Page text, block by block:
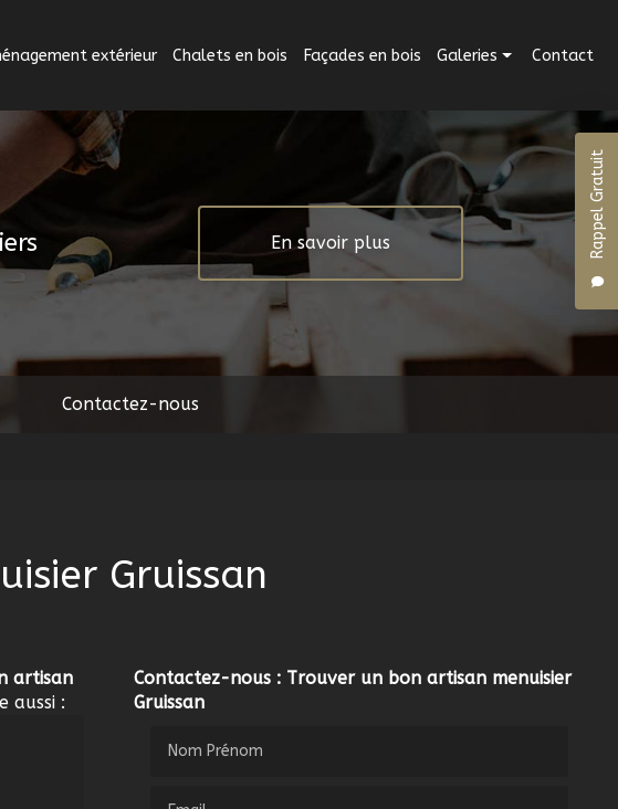
Rappel Gratuit
extérieur Chalets en bois Façades en bois Galeries
Aménagement intérieur
Aménagement extérieur
Chalets en bois
Façades en bois
Contact
En savoir plus
Contactez-nous
Gruissan
artisan
aussi :
Contactez-nous : Trouver un bon artisan menuisier
Gruissan